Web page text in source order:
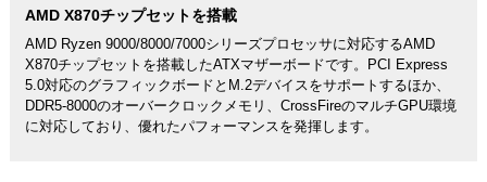
AMD X870チップセットを搭載
AMD Ryzen 9000/8000/7000シリーズプロセッサに対応するAMD
X870チップセットを搭載したATXマザーボードです。PCI Express
5.0対応のグラフィックボードとM.2デバイスをサポートするほか、
DDR5-8000のオーバークロックメモリ、CrossFireのマルチGPU環境
に対応しており、優れたパフォーマンスを発揮します。